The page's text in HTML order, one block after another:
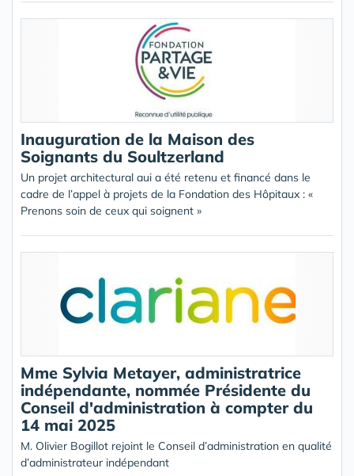
Inauguration de la Maison des
Soignants du Soultzerland
Un projet architectural aui a été retenu et financé dans le
cadre de l’appel à projets de la Fondation des Hôpitaux : «
Prenons soin de ceux qui soignent »
Mme Sylvia Metayer, administratrice
indépendante, nommée Présidente du
Conseil d'administration à compter du
14 mai 2025
M. Olivier Bogillot rejoint le Conseil d’administration en qualité
d’administrateur indépendant